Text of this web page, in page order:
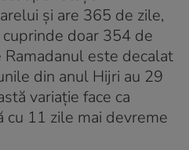
și are 365 de zile,
doar 354 de
este decalat
din anul Hijri au 29
variație face ca
cu 11 zile mai devreme